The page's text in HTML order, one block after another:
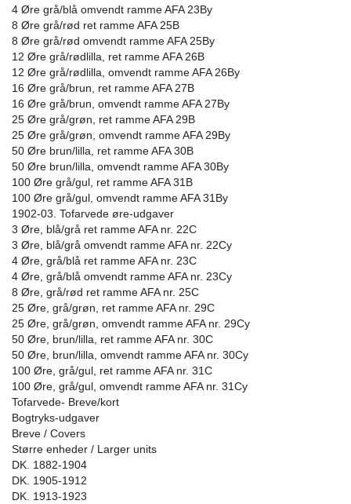
4 Øre grå/blå omvendt ramme AFA 23By
8 Øre grå/rød ret ramme AFA 25B
8 Øre grå/rød omvendt ramme AFA 25By
12 Øre grå/rødlilla, ret ramme AFA 26B
12 Øre grå/rødlilla, omvendt ramme AFA 26By
16 Øre grå/brun, ret ramme AFA 27B
16 Øre grå/brun, omvendt ramme AFA 27By
25 Øre grå/grøn, ret ramme AFA 29B
25 Øre grå/grøn, omvendt ramme AFA 29By
50 Øre brun/lilla, ret ramme AFA 30B
50 Øre brun/lilla, omvendt ramme AFA 30By
100 Øre grå/gul, ret ramme AFA 31B
100 Øre grå/gul, omvendt ramme AFA 31By
1902-03. Tofarvede øre-udgaver
3 Øre, blå/grå ret ramme AFA nr. 22C
3 Øre, blå/grå omvendt ramme AFA nr. 22Cy
4 Øre, grå/blå ret ramme AFA nr. 23C
4 Øre, grå/blå omvendt ramme AFA nr. 23Cy
8 Øre, grå/rød ret ramme AFA nr. 25C
25 Øre, grå/grøn, ret ramme AFA nr. 29C
25 Øre, grå/grøn, omvendt ramme AFA nr. 29Cy
50 Øre, brun/lilla, ret ramme AFA nr. 30C
50 Øre, brun/lilla, omvendt ramme AFA nr. 30Cy
100 Øre, grå/gul, ret ramme AFA nr. 31C
100 Øre, grå/gul, omvendt ramme AFA nr. 31Cy
Tofarvede- Breve/kort
Bogtryks-udgaver
Breve / Covers
Større enheder / Larger units
DK. 1882-1904
DK. 1905-1912
DK. 1913-1923